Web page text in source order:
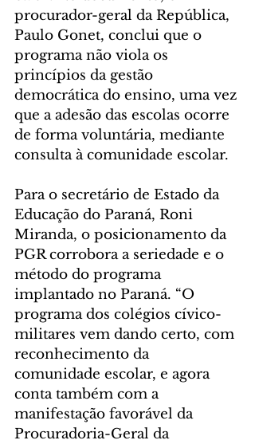
procurador-geral da República,
Paulo Gonet, conclui que o
programa não viola os
princípios da gestão
democrática do ensino, uma vez
que a adesão das escolas ocorre
de forma voluntária, mediante
consulta à comunidade escolar.
Para o secretário de Estado da
Educação do Paraná, Roni
Miranda, o posicionamento da
PGR corrobora a seriedade e o
método do programa
implantado no Paraná. “O
programa dos colégios cívico-
militares vem dando certo, com
reconhecimento da
comunidade escolar, e agora
conta também com a
manifestação favorável da
Procuradoria-Geral da